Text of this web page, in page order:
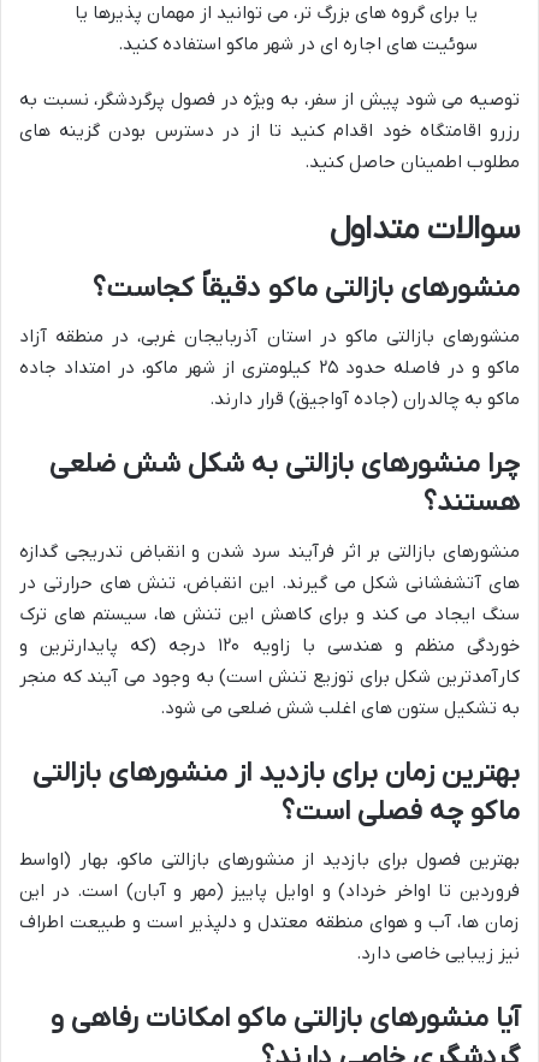
یا برای گروه های بزرگ تر، می توانید از مهمان پذیرها یا
سوئیت های اجاره ای در شهر ماکو استفاده کنید.
توصیه می شود پیش از سفر، به ویژه در فصول پرگردشگر، نسبت به
رزرو اقامتگاه خود اقدام کنید تا از در دسترس بودن گزینه های
مطلوب اطمینان حاصل کنید.
سوالات متداول
منشورهای بازالتی ماکو دقیقاً کجاست؟
منشورهای بازالتی ماکو در استان آذربایجان غربی، در منطقه آزاد
ماکو و در فاصله حدود ۲۵ کیلومتری از شهر ماکو، در امتداد جاده
ماکو به چالدران (جاده آواجیق) قرار دارند.
چرا منشورهای بازالتی به شکل شش ضلعی
هستند؟
منشورهای بازالتی بر اثر فرآیند سرد شدن و انقباض تدریجی گدازه
های آتشفشانی شکل می گیرند. این انقباض، تنش های حرارتی در
سنگ ایجاد می کند و برای کاهش این تنش ها، سیستم های ترک
خوردگی منظم و هندسی با زاویه ۱۲۰ درجه (که پایدارترین و
کارآمدترین شکل برای توزیع تنش است) به وجود می آیند که منجر
به تشکیل ستون های اغلب شش ضلعی می شود.
بهترین زمان برای بازدید از منشورهای بازالتی
ماکو چه فصلی است؟
بهترین فصول برای بازدید از منشورهای بازالتی ماکو، بهار (اواسط
فروردین تا اواخر خرداد) و اوایل پاییز (مهر و آبان) است. در این
زمان ها، آب و هوای منطقه معتدل و دلپذیر است و طبیعت اطراف
نیز زیبایی خاصی دارد.
آیا منشورهای بازالتی ماکو امکانات رفاهی و